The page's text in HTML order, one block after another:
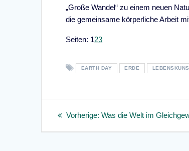
„Große Wandel“ zu einem neuen
die gemeinsame körperliche Arbeit
Seiten: Seite
1,
Seite
2,
Seite
3
EARTH DAY ERDE
Vorherige: Vorheriger
Was die Welt im